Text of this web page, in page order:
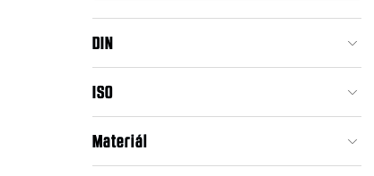
DIN
ISO
Materiál